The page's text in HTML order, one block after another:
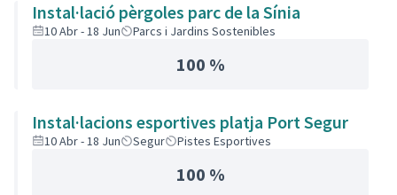
Instal·lació pèrgoles parc de la Sínia
10 Abr - 18 Jun Parcs i Jardins Sostenibles
100 %
Instal·lacions esportives platja Port Segur
10 Abr - 18 Jun Segur Pistes Esportives
100 %